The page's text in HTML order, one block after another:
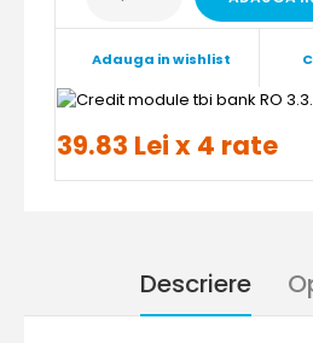
Adauga in wishlist
39.83 Lei x 4 rate
Descriere